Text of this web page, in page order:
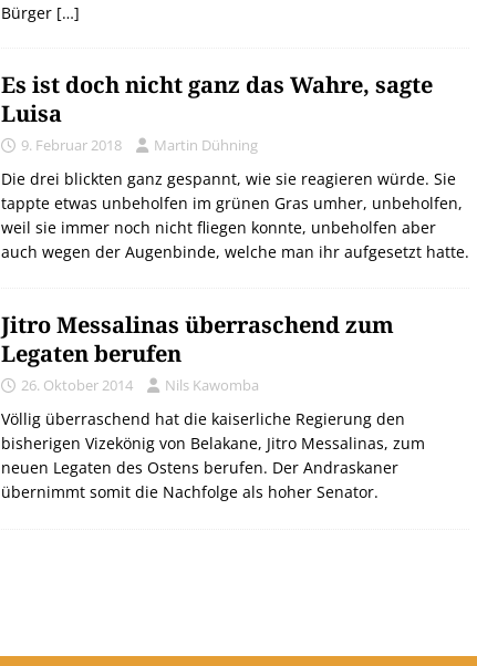
Bürger […]
Es ist doch nicht ganz das Wahre, sagte
Luisa
9. Februar 2018 Martin Dühning
Die drei blickten ganz gespannt, wie sie reagieren würde. Sie
tappte etwas unbeholfen im grünen Gras umher, unbeholfen,
weil sie immer noch nicht fliegen konnte, unbeholfen aber
auch wegen der Augenbinde, welche man ihr aufgesetzt hatte.
Jitro Messalinas überraschend zum
Legaten berufen
26. Oktober 2014 Nils Kawomba
Völlig überraschend hat die kaiserliche Regierung den
bisherigen Vizekönig von Belakane, Jitro Messalinas, zum
neuen Legaten des Ostens berufen. Der Andraskaner
übernimmt somit die Nachfolge als hoher Senator.